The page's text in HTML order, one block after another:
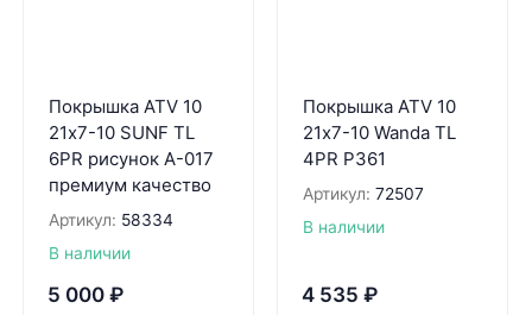
Покрышка ATV 10
21х7-10 SUNF TL
6PR рисунок A-017
премиум качество
Артикул: 58334
В наличии
5 000 ₽
Покрышка ATV 10
21х7-10 Wanda TL
4PR P361
Артикул: 72507
В наличии
4 535 ₽